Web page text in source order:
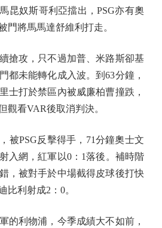
昆奴斯哥利亞擋出，PSG亦有奧
門將馬馬達舒維利打走。
攻，只不過加普、米路斯卻基
都未能轉化成入波。到63分鐘，
士打於禁區內被威廉柏曹撞跌，
觀看VAR後取消判決。
PSG反擊得手，71分鐘奧士文
入網，紅軍以0：1落後。補時階
，被對手於中場截得皮球後打快
比利射成2：0。
利物浦，今季成績大不如前，